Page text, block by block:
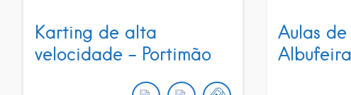
Karting de alta
velocidade – Portimão
Aulas
Albufeira